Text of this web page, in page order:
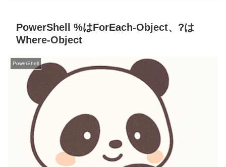
PowerShell %はForEach-Object、?は
Where-Object
PowerShell